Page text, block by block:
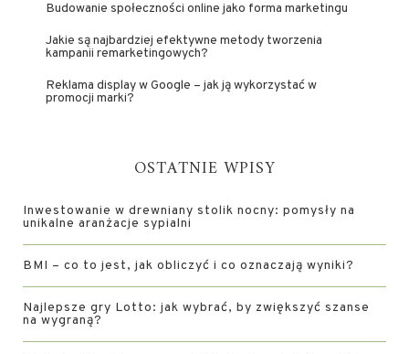
Budowanie społeczności online jako forma marketingu
Jakie są najbardziej efektywne metody tworzenia
kampanii remarketingowych?
Reklama display w Google – jak ją wykorzystać w
promocji marki?
OSTATNIE WPISY
Inwestowanie w drewniany stolik nocny: pomysły na
unikalne aranżacje sypialni
BMI – co to jest, jak obliczyć i co oznaczają wyniki?
Najlepsze gry Lotto: jak wybrać, by zwiększyć szanse
na wygraną?